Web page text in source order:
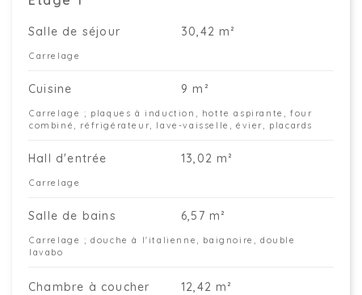
Salle de séjour 30,42 m²
Carrelage
Cuisine 9 m²
Carrelage ; plaques à induction, hotte aspirante, four
combiné, réfrigérateur, lave-vaisselle, évier, placards
Hall d'entrée 13,02 m²
Carrelage
Salle de bains 6,57 m²
Carrelage ; douche à l'italienne, baignoire, double
lavabo
Chambre à coucher 12,42 m²